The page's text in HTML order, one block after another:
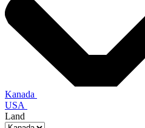
Kanada
USA
Land